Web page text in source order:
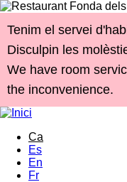
Vés al contingut
Tenim el servei
Disculpin les
We have room
the inconvenience.
Ca
Es
En
Fr